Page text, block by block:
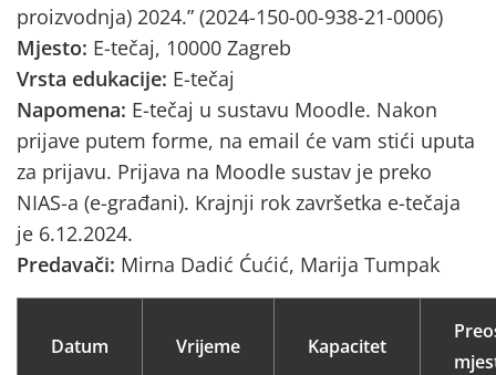
proizvodnja) 2024.” (2024-150-00-938-21-0006)
Mjesto: E-tečaj, 10000 Zagreb
Vrsta edukacije: E-tečaj
Napomena: E-tečaj u sustavu Moodle. Nakon
prijave putem forme, na email će vam stići uputa
za prijavu. Prijava na Moodle sustav je preko
NIAS-a (e-građani). Krajnji rok završetka e-tečaja
je 6.12.2024.
Predavači: Mirna Dadić Ćućić, Marija Tumpak
Datum Vrijeme Kapacitet